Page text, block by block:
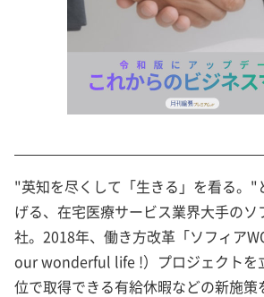
"英知を尽くして「生きる」を看る。"
げる、在宅医療サービス業界大手の
社。2018年、働き方改革「ソフィア
our wonderful life !）プロジェクトを
位で取得できる有給休暇などの新施策